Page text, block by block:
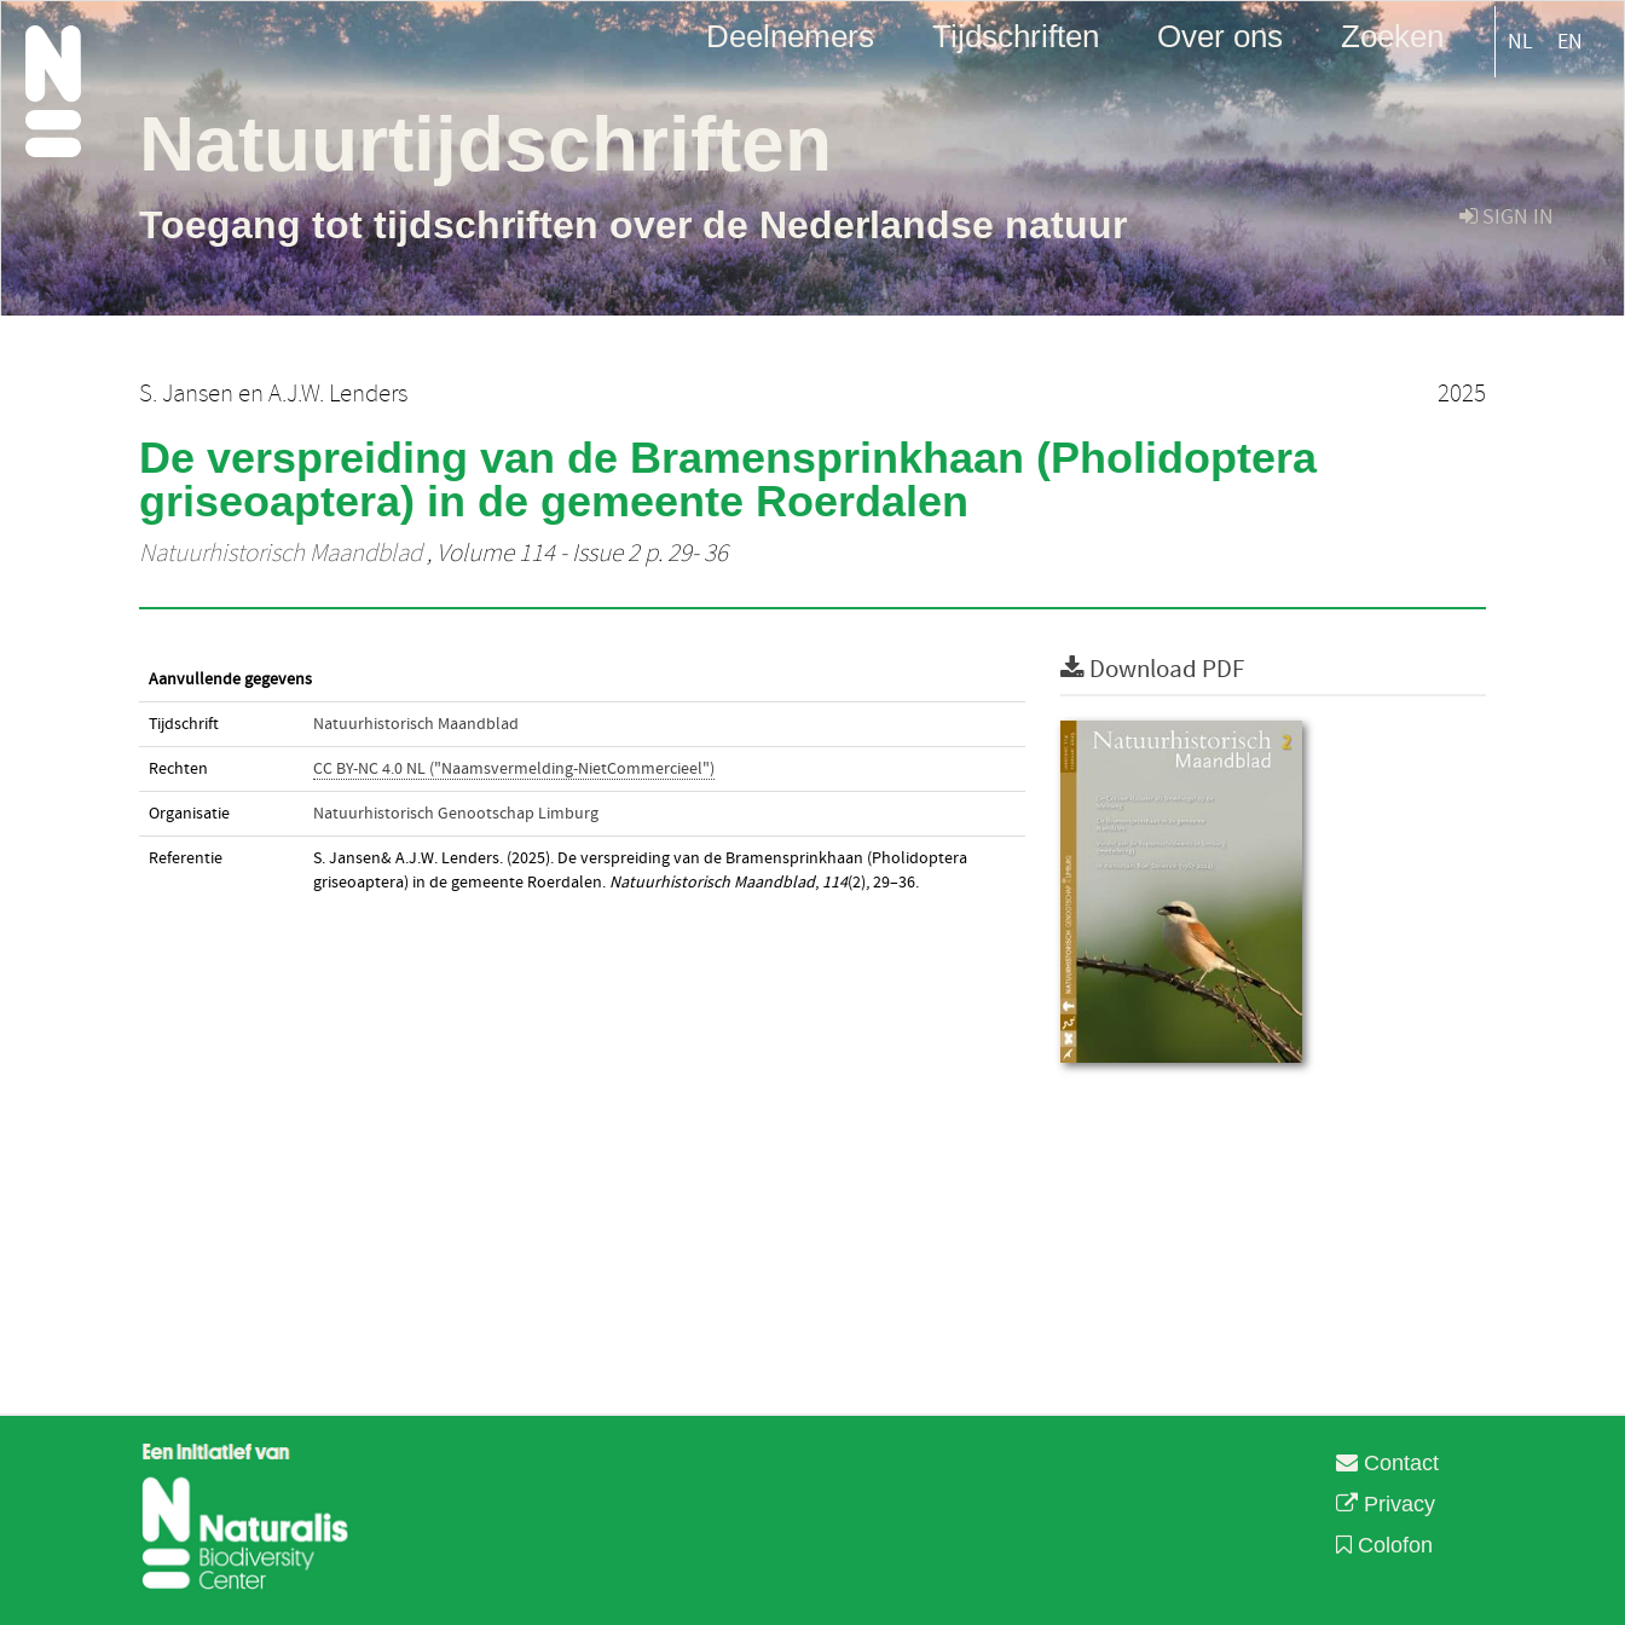
Deelnemers Tijdschriften Over ons Zoeken NL EN
SIGN IN
Natuurtijdschriften
Toegang tot tijdschriften over de Nederlandse natuur
S. Jansen en A.J.W. Lenders 2025
De verspreiding van de Bramensprinkhaan (Pholidoptera
griseoaptera) in de gemeente Roerdalen
Natuurhistorisch Maandblad, Volume 114 - Issue 2 p. 29- 36
Aanvullende gegevens
Tijdschrift Natuurhistorisch Maandblad
Rechten CC BY-NC 4.0 NL ("Naamsvermelding-NietCommercieel")
Organisatie Natuurhistorisch Genootschap Limburg
Referentie
S. Jansen& A.J.W. Lenders. (2025). De verspreiding van de Bramensprinkhaan (Pholidoptera
griseoaptera) in de gemeente Roerdalen. Natuurhistorisch Maandblad, 114(2), 29–36.
Download PDF
Contact
Privacy
Colofon